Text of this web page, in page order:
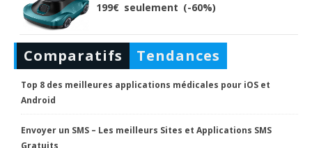
199€ seulement (-60%)
Comparatifs Tendances
Top 8 des meilleures applications médicales pour iOS et
Android
Envoyer un SMS – Les meilleurs Sites et Applications SMS
Gratuits